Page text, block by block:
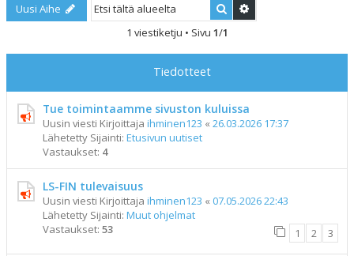
Uusi Aihe Etsi
1 viestiketju • Sivu 1/1
Tiedotteet
Tue toimintaamme sivuston kuluissa
Uusin viesti Kirjoittaja ihminen123 « 26.03.2026 17:37
Lähetetty Sijainti: Etusivun uutiset
Vastaukset: 4
LS-FIN tulevaisuus
Uusin viesti Kirjoittaja ihminen123 « 07.05.2026 22:43
Lähetetty Sijainti: Muut ohjelmat
Vastaukset: 53 1 2 3